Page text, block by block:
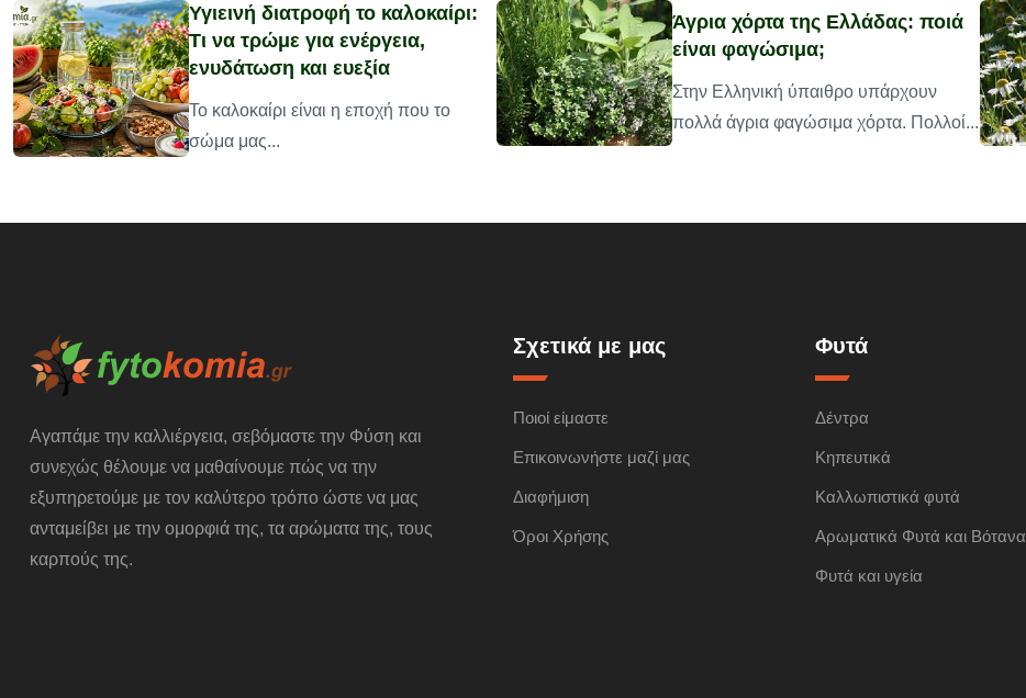
Υγιεινή διατροφή το καλοκαίρι:
Τι να τρώμε για ενέργεια,
ενυδάτωση και ευεξία
Το καλοκαίρι είναι η εποχή που το
σώμα μας...
Άγρια χόρτα της Ελλάδας: ποιά
είναι φαγώσιμα;
Στην Ελληνική ύπαιθρο υπάρχουν
πολλά άγρια φαγώσιμα χόρτα. Πολλοί...
Αγαπάμε την καλλιέργεια, σεβόμαστε την Φύση και
συνεχώς θέλουμε να μαθαίνουμε πώς να την
εξυπηρετούμε με τον καλύτερο τρόπο ώστε να μας
ανταμείβει με την ομορφιά της, τα αρώματα της, τους
καρπούς της.
Σχετικά με μας
Ποιοί είμαστε
Επικοινωνήστε μαζί μας
Διαφήμιση
Όροι Χρήσης
Φυτά
Δέντρα
Κηπευτικά
Καλλωπιστικά φυτά
Αρωματικά Φυτά και Βότανα
Φυτά και υγεία